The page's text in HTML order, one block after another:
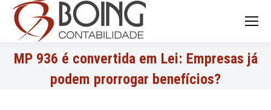
Search:
MP 936 é convertida em Lei: Empresas já
podem prorrogar benefícios?